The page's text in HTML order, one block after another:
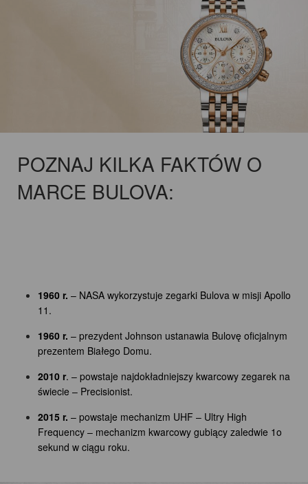
POZNAJ KILKA FAKTÓW O
MARCE BULOVA:
1960 r. – NASA wykorzystuje zegarki Bulova w misji Apollo
11.
1960 r. – prezydent Johnson ustanawia Bulovę oficjalnym
prezentem Białego Domu.
2010 r. – powstaje najdokładniejszy kwarcowy zegarek na
świecie – Precisionist.
2015 r. – powstaje mechanizm UHF – Ultry High
Frequency – mechanizm kwarcowy gubiący zaledwie 1o
sekund w ciągu roku.